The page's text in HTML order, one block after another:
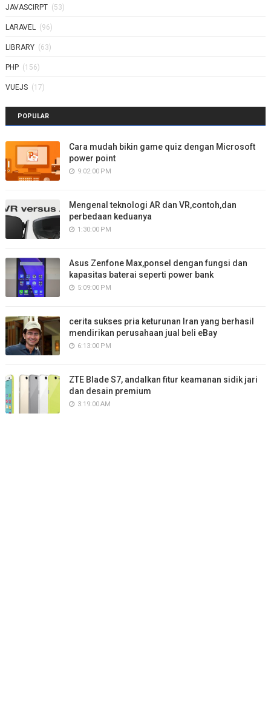
JAVASCIRPT (53)
LARAVEL (96)
LIBRARY (63)
PHP (156)
VUEJS (17)
POPULAR
Cara mudah bikin game quiz dengan Microsoft
power point
9:02:00 PM
Mengenal teknologi AR dan VR,contoh,dan
perbedaan keduanya
1:30:00 PM
Asus Zenfone Max,ponsel dengan fungsi dan
kapasitas baterai seperti power bank
5:09:00 PM
cerita sukses pria keturunan Iran yang berhasil
mendirikan perusahaan jual beli eBay
6:13:00 PM
ZTE Blade S7, andalkan fitur keamanan sidik jari
dan desain premium
3:19:00 AM